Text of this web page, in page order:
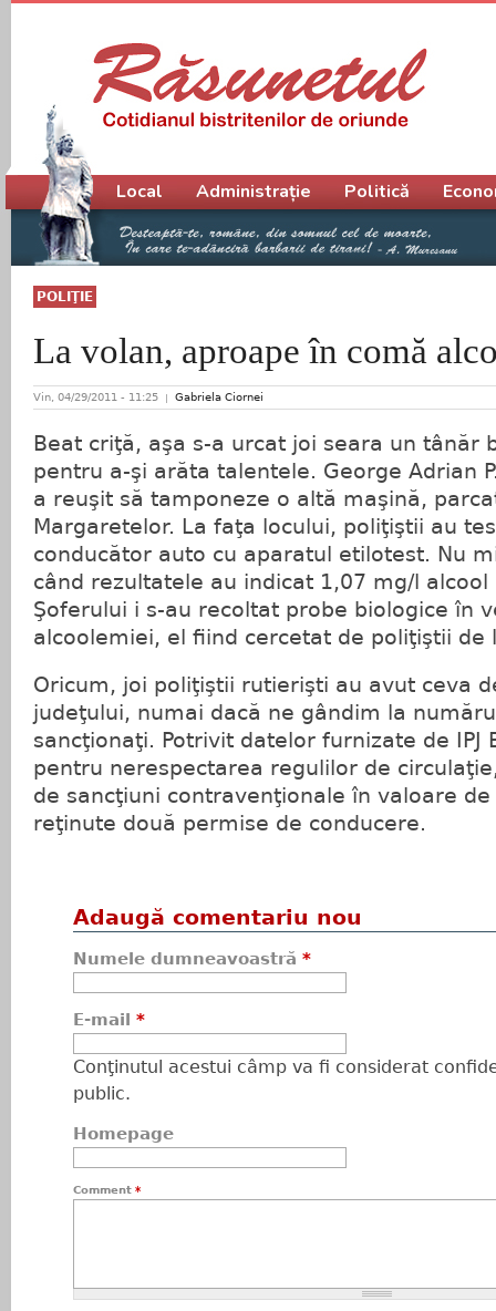
POLIŢIE
La volan, aproape în comă
Vin, 04/29/2011 - 11:25 Gabriela Ciornei
Beat criţă, aşa s-a urcat joi seara un tânăr
pentru a-şi arăta talentele. George Adrian
a reuşit să tamponeze o altă maşină,
Margaretelor. La faţa locului, poliţiştii au
conducător auto cu aparatul etilotest. Nu
când rezultatele au indicat 1,07 mg/l
Şoferului i s-au recoltat probe biologice în
alcoolemiei, el fiind cercetat de poliţiştii de
Oricum, joi poliţiştii rutierişti au avut ceva
judeţului, numai dacă ne gândim la
sancţionaţi. Potrivit datelor furnizate de IPJ
pentru nerespectarea regulilor de
de sancţiuni contravenţionale în valoare
reţinute două permise de conducere.
Adaugă comentariu nou
Numele dumneavoastră *
E-mail *
Conţinutul acestui câmp va fi considerat
public.
Homepage
Comment *
Meniu principal
Local Administrație Politică